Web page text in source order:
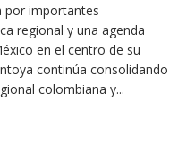
por importantes
regional y una agenda
en el centro de su
continúa consolidando
colombiana y...